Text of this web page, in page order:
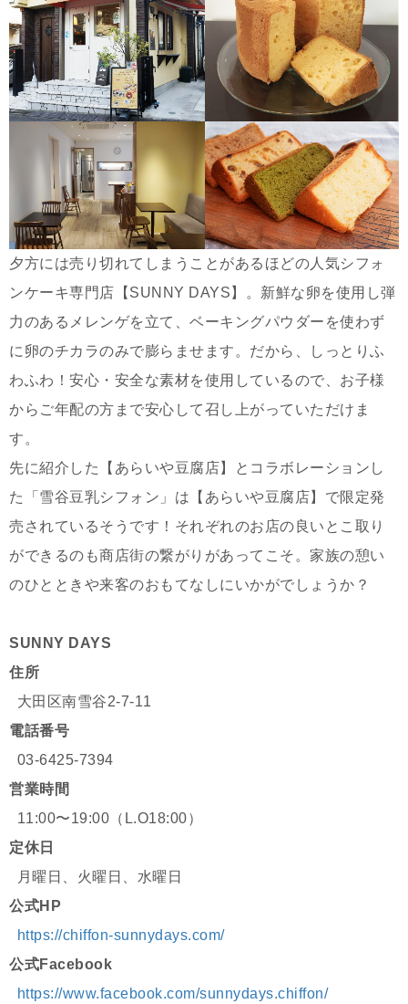
夕方には売り切れてしまうことがあるほどの人気シフォ
ンケーキ専門店【SUNNY DAYS】。新鮮な卵を使用し弾
力のあるメレンゲを立て、ベーキングパウダーを使わず
に卵のチカラのみで膨らませます。だから、しっとりふ
わふわ！安心・安全な素材を使用しているので、お子様
からご年配の方まで安心して召し上がっていただけま
す。
先に紹介した【あらいや豆腐店】とコラボレーションし
た「雪谷豆乳シフォン」は【あらいや豆腐店】で限定発
売されているそうです！それぞれのお店の良いとこ取り
ができるのも商店街の繋がりがあってこそ。家族の憩い
のひとときや来客のおもてなしにいかがでしょうか？
SUNNY DAYS
住所
大田区南雪谷2-7-11
電話番号
03-6425-7394
営業時間
11:00〜19:00（L.O18:00）
定休日
月曜日、火曜日、水曜日
公式HP
https://chiffon-sunnydays.com/
公式Facebook
https://www.facebook.com/sunnydays.chiffon/